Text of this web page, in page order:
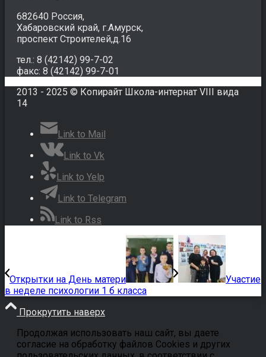
682640 Россия,
Хабаровский край, г.Амурск,
проспект Строителей,д.16
тел.: 8 (42142) 99-7-02
факс: 8 (42142) 99-7-01
2013 - 2025 © Копирайт Школа-интернат VIII вида
14
Link to Mail
Link to Vk
Link to Yelp
Link to Telegram
Link to Rss
Открытки на День матери
Участие
в неделе психологии 1 б класса
Прокрутить наверх
Продолжая использовать наш сайт, вы даете
согласие на обработку файлов Cookies и других